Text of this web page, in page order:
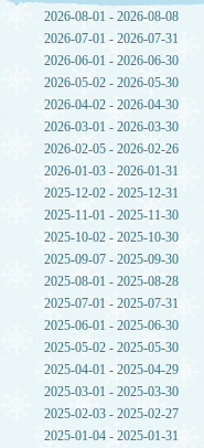
2026-08-01 - 2026-08-08
2026-07-01 - 2026-07-31
2026-06-01 - 2026-06-30
2026-05-02 - 2026-05-30
2026-04-02 - 2026-04-30
2026-03-01 - 2026-03-30
2026-02-05 - 2026-02-26
2026-01-03 - 2026-01-31
2025-12-02 - 2025-12-31
2025-11-01 - 2025-11-30
2025-10-02 - 2025-10-30
2025-09-07 - 2025-09-30
2025-08-01 - 2025-08-28
2025-07-01 - 2025-07-31
2025-06-01 - 2025-06-30
2025-05-02 - 2025-05-30
2025-04-01 - 2025-04-29
2025-03-01 - 2025-03-30
2025-02-03 - 2025-02-27
2025-01-04 - 2025-01-31